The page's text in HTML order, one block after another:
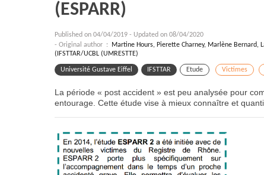
(ESPARR)
Published on 04/04/2019 - Updated on 08/04/2020
- Original author :
Martine Hours, Pierette Charney, Marlène Bernard,
(IFSTTAR/UCBL (UMRESTTE)
Université Gustave Eiffel IFSTTAR Etude Victimes
La période « post accident » est peu analysée pour
entourage. Cette étude vise à mieux connaître et